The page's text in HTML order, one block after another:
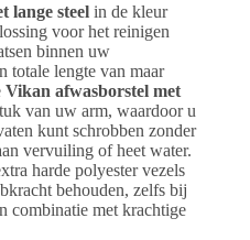
lange steelin de kleur
voor het reinigen
binnen uw
totale lengte van maar
Vikan afwasborstel met
van uw arm, waardoor u
kunt schrobben zonder
vervuiling of heet water.
harde polyester vezels
behouden, zelfs bij
combinatie met krachtige